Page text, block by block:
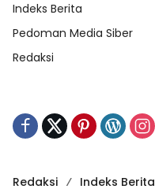
Indeks Berita
Pedoman Media Siber
Redaksi
Redaksi Indeks Berita